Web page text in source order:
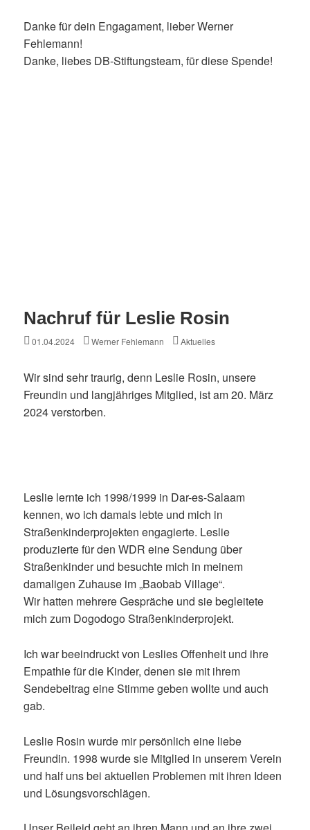
Danke für dein Engagament, lieber Werner
Fehlemann!
Danke, liebes DB-Stiftungsteam, für diese Spende!
Nachruf für Leslie Rosin
Posted
01.04.2024 Author
Werner Fehlemann Categories
Aktuelles
Wir sind sehr traurig, denn Leslie Rosin, unsere
Freundin und langjähriges Mitglied, ist am 20. März
2024 verstorben.
Leslie lernte ich 1998/1999 in Dar-es-Salaam
kennen, wo ich damals lebte und mich in
Straßenkinderprojekten engagierte. Leslie
produzierte für den WDR eine Sendung über
Straßenkinder und besuchte mich in meinem
damaligen Zuhause im „Baobab Village“.
Wir hatten mehrere Gespräche und sie begleitete
mich zum Dogodogo Straßenkinderprojekt.
Ich war beeindruckt von Leslies Offenheit und ihre
Empathie für die Kinder, denen sie mit ihrem
Sendebeitrag eine Stimme geben wollte und auch
gab.
Leslie Rosin wurde mir persönlich eine liebe
Freundin. 1998 wurde sie Mitglied in unserem Verein
und half uns bei aktuellen Problemen mit ihren Ideen
und Lösungsvorschlägen.